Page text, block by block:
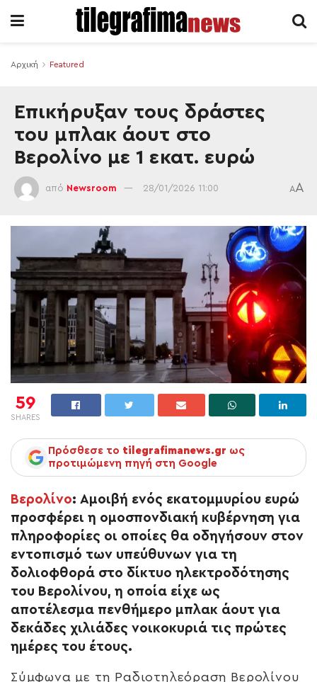
Αρχική Featured
Eπικήρυξαν τους δράστες
του μπλακ άουτ στο
Βερολίνο με 1 εκατ. ευρώ
από Newsroom 28/01/2026 11:00 AA
59
SHARES
Πρόσθεσε το tilegrafimanews.gr ως
προτιμώμενη πηγή στη Google
Βερολίνο: Αμοιβή ενός εκατομμυρίου ευρώ
προσφέρει η ομοσπονδιακή κυβέρνηση για
πληροφορίες οι οποίες θα οδηγήσουν στον
εντοπισμό των υπεύθυνων για τη
δολιοφθορά στο δίκτυο ηλεκτροδότησης
του Βερολίνου, η οποία είχε ως
αποτέλεσμα πενθήμερο μπλακ άουτ για
δεκάδες χιλιάδες νοικοκυριά τις πρώτες
ημέρες του έτους.
Σύμφωνα με τη Ραδιοτηλεόραση Βερολίνου